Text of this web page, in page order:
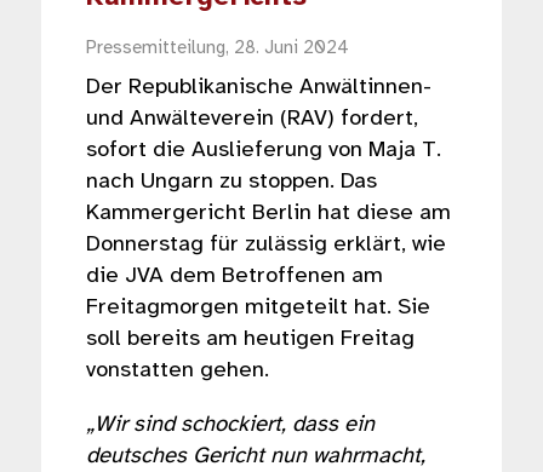
Pressemitteilung, 28. Juni 2024
Der Republikanische Anwältinnen-
und Anwälteverein (RAV) fordert,
sofort die Auslieferung von Maja T.
nach Ungarn zu stoppen. Das
Kammergericht Berlin hat diese am
Donnerstag für zulässig erklärt, wie
die JVA dem Betroffenen am
Freitagmorgen mitgeteilt hat. Sie
soll bereits am heutigen Freitag
vonstatten gehen.
„Wir sind schockiert, dass ein
deutsches Gericht nun wahrmacht,